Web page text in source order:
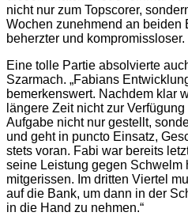
nicht nur zum Topscorer,
Wochen zunehmend an beiden
beherzter und kompromissloser.
Eine tolle Partie absolvierte
Szarmach. „Fabians
bemerkenswert. Nachdem klar
längere Zeit nicht zur
Aufgabe nicht nur gestellt,
und geht in puncto Einsatz,
stets voran. Fabi war bereits
seine Leistung gegen Schwelm
mitgerissen. Im dritten Viertel
auf die Bank, um dann in der
in die Hand zu nehmen.“